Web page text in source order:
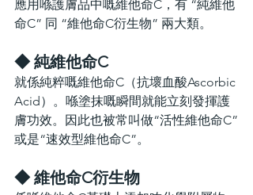
應用喺護膚品中嘅維他命C，有 “純維他
命C” 同 “維他命C衍生物” 兩大類。
◆ 純維他命C
就係純粹嘅維他命C（抗壞血酸Ascorbic
Acid）。喺塗抹嘅瞬間就能立刻發揮護
膚功效。因此也被常叫做“活性維他命C”
或是“速效型維他命C”。
◆ 維他命C衍生物